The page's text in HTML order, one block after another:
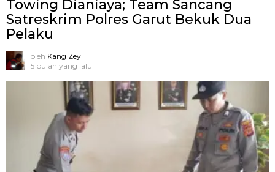
Towing Dianiaya; Team Sancang
Satreskrim Polres Garut Bekuk Dua
Pelaku
oleh Kang Zey
5 bulan yang lalu